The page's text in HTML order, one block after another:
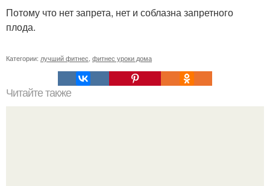
Потому что нет запрета, нет и соблазна запретного
плода.
Категории: лучший фитнес, фитнес уроки дома
Читайте также